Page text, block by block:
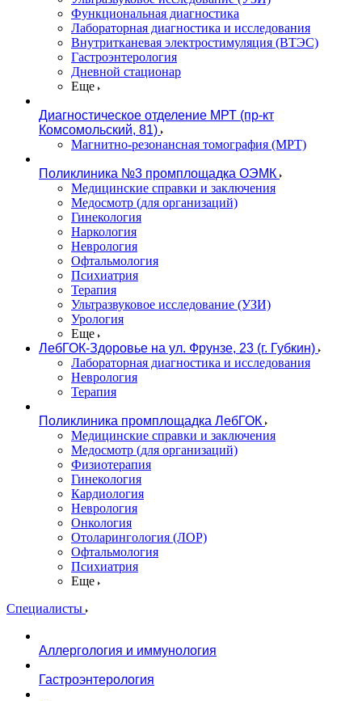
Функциональная диагностика
Лабораторная диагностика и исследования
Внутритканевая электростимуляция (ВТЭС)
Гастроэнтерология
Дневной стационар
Еще
Диагностическое отделение МРТ (пр-кт
Комсомольский, 81)
Магнитно-резонансная томография (МРТ)
Поликлиника №3 промплощадка ОЭМК
Медицинские справки и заключения
Медосмотр (для организаций)
Гинекология
Наркология
Неврология
Офтальмология
Психиатрия
Терапия
Ультразвуковое исследование (УЗИ)
Урология
Еще
ЛебГОК-Здоровье на ул. Фрунзе, 23 (г. Губкин)
Лабораторная диагностика и исследования
Неврология
Терапия
Поликлиника промплощадка ЛебГОК
Медицинские справки и заключения
Медосмотр (для организаций)
Физиотерапия
Гинекология
Кардиология
Неврология
Онкология
Отоларингология (ЛОР)
Офтальмология
Психиатрия
Еще
Специалисты
Аллергология и иммунология
Гастроэнтерология